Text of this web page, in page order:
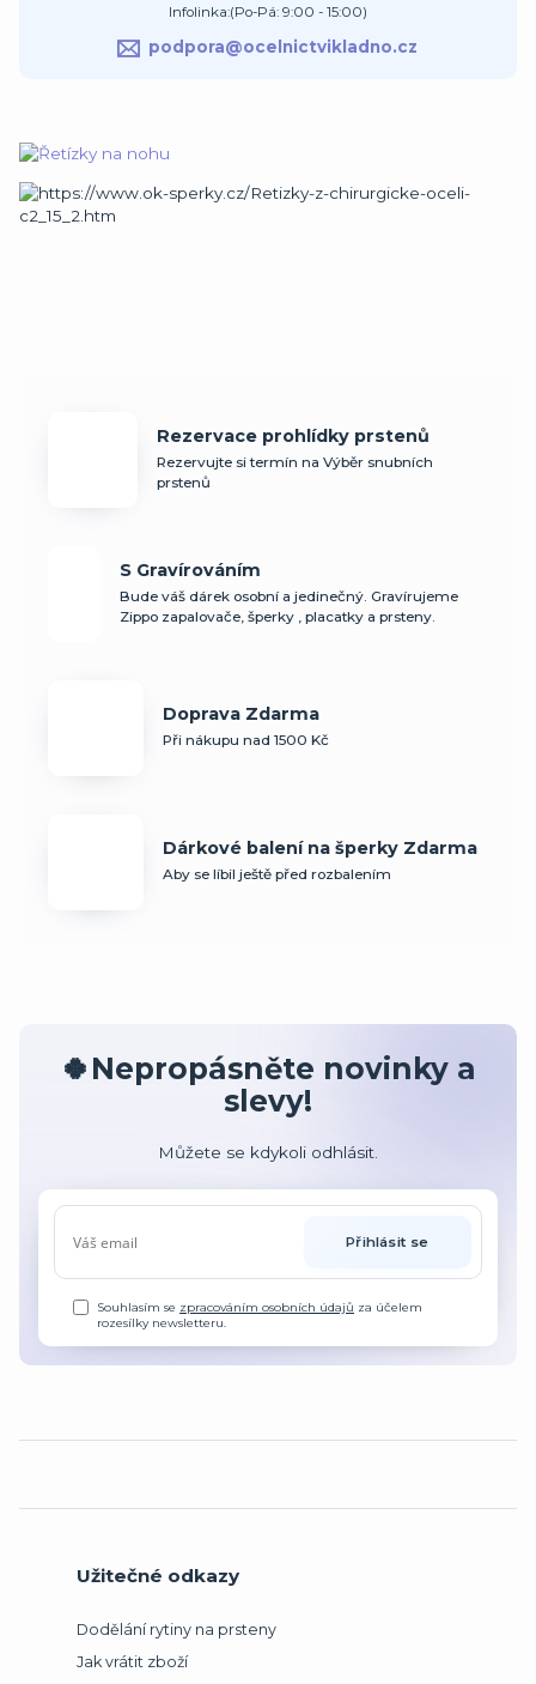
Infolinka:(Po-Pá: 9:00 - 15:00)
podpora@ocelnictvikladno.cz
Rezervace prohlídky prstenů
Rezervujte si termín na Výběr snubních
prstenů
S Gravírováním
Bude váš dárek osobní a jedinečný. Gravírujeme
Zippo zapalovače, šperky , placatky a prsteny.
Doprava Zdarma
Při nákupu nad 1500 Kč
Dárkové balení na šperky Zdarma
Aby se líbil ještě před rozbalením
🍀Nepropásněte novinky a
slevy!
Můžete se kdykoli odhlásit.
Přihlásit se
Souhlasím se zpracováním osobních údajů za účelem
rozesílky newsletteru.
Užitečné odkazy
Dodělání rytiny na prsteny
Jak vrátit zboží